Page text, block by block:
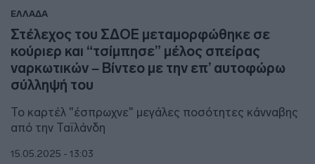
ΕΛΛΑΔΑ
Στέλεχος του ΣΔΟΕ μεταμορφώθηκε σε
κούριερ και “τσίμπησε” μέλος σπείρας
ναρκωτικών – Βίντεο με την επ’ αυτοφώρω
σύλληψή του
Το καρτέλ "έσπρωχνε" μεγάλες ποσότητες κάνναβης
από την Ταϊλάνδη
15.05.2025 - 13:03